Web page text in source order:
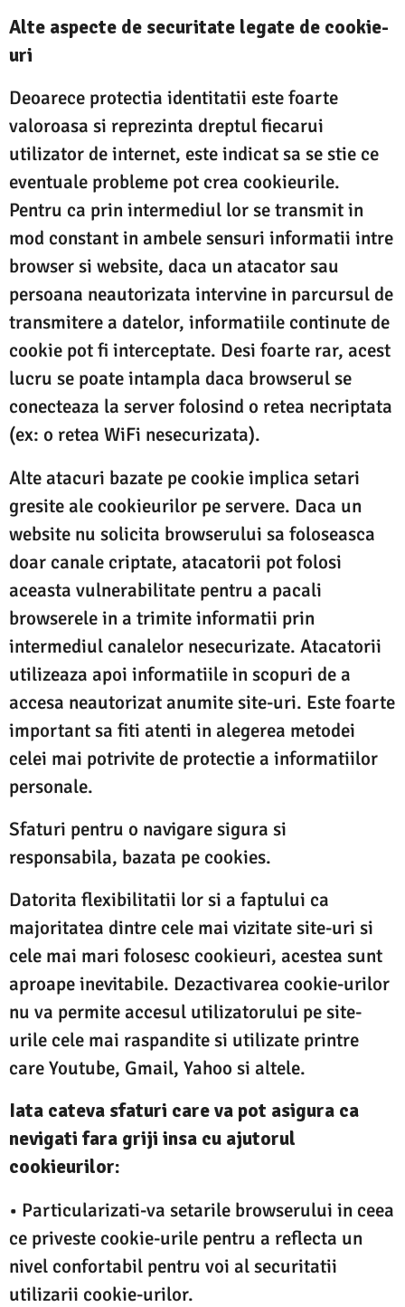
Alte aspecte de securitate legate de cookie-
uri
Deoarece protectia identitatii este foarte
valoroasa si reprezinta dreptul fiecarui
utilizator de internet, este indicat sa se stie ce
eventuale probleme pot crea cookieurile.
Pentru ca prin intermediul lor se transmit in
mod constant in ambele sensuri informatii intre
browser si website, daca un atacator sau
persoana neautorizata intervine in parcursul de
transmitere a datelor, informatiile continute de
cookie pot fi interceptate. Desi foarte rar, acest
lucru se poate intampla daca browserul se
conecteaza la server folosind o retea necriptata
(ex: o retea WiFi nesecurizata).
Alte atacuri bazate pe cookie implica setari
gresite ale cookieurilor pe servere. Daca un
website nu solicita browserului sa foloseasca
doar canale criptate, atacatorii pot folosi
aceasta vulnerabilitate pentru a pacali
browserele in a trimite informatii prin
intermediul canalelor nesecurizate. Atacatorii
utilizeaza apoi informatiile in scopuri de a
accesa neautorizat anumite site-uri. Este foarte
important sa fiti atenti in alegerea metodei
celei mai potrivite de protectie a informatiilor
personale.
Sfaturi pentru o navigare sigura si
responsabila, bazata pe cookies.
Datorita flexibilitatii lor si a faptului ca
majoritatea dintre cele mai vizitate site-uri si
cele mai mari folosesc cookieuri, acestea sunt
aproape inevitabile. Dezactivarea cookie-urilor
nu va permite accesul utilizatorului pe site-
urile cele mai raspandite si utilizate printre
care Youtube, Gmail, Yahoo si altele.
Iata cateva sfaturi care va pot asigura ca
nevigati fara griji insa cu ajutorul
cookieurilor:
• Particularizati-va setarile browserului in ceea
ce priveste cookie-urile pentru a reflecta un
nivel confortabil pentru voi al securitatii
utilizarii cookie-urilor.